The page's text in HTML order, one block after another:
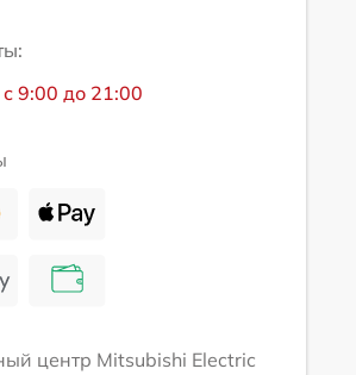
9:00 до 21:00
центр Mitsubishi Electric